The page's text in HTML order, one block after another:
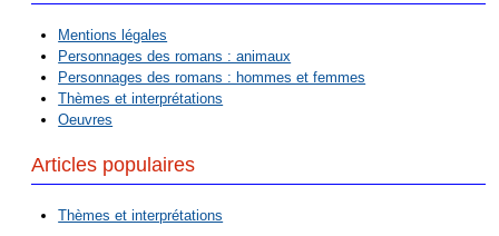
Mentions légales
Personnages des romans : animaux
Personnages des romans : hommes et femmes
Thèmes et interprétations
Oeuvres
Articles populaires
Thèmes et interprétations